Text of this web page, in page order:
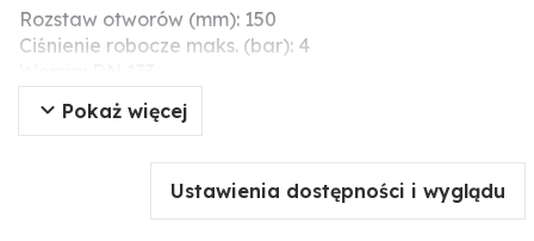
Rozstaw otworów (mm): 150
Ciśnienie robocze maks. (bar): 4
DN: 5"
Uruchamianie zaworu: mit Handhebel
Pokaż więcej
Ustawienia dostępności i wyglądu